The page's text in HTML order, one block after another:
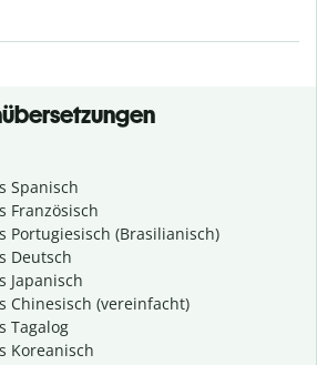
Spanisch
Französisch
Portugiesisch (Brasilianisch)
Deutsch
Japanisch
Chinesisch (vereinfacht)
Tagalog
Koreanisch